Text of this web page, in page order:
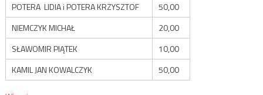
POTERA LIDIA i POTERA KRZYSZTOF
50,00
NIEMCZYK MICHAŁ
20,00
SŁAWOMIR PIĄTEK
10,00
KAMIL JAN KOWALCZYK
50,00